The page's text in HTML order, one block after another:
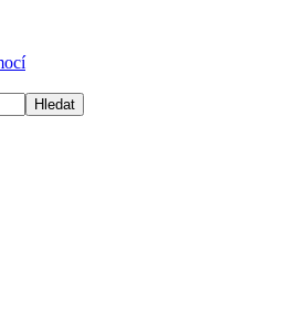
Hledat